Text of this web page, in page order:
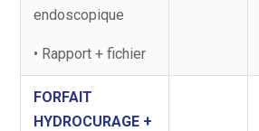
endoscopique
• Rapport + fichier
FORFAIT
HYDROCURAGE +